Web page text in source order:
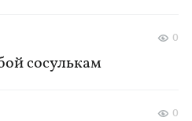
сосулькам
0
0